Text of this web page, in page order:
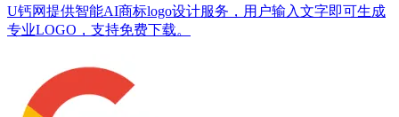
U钙网提供智能AI商标logo设计服务，用户输入文字即可生成
专业LOGO，支持免费下载。